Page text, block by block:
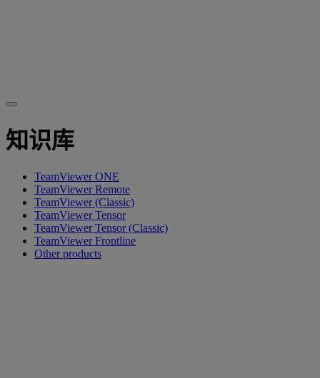
知识库
TeamViewer ONE
TeamViewer Remote
TeamViewer (Classic)
TeamViewer Tensor
TeamViewer Tensor (Classic)
TeamViewer Frontline
Other products